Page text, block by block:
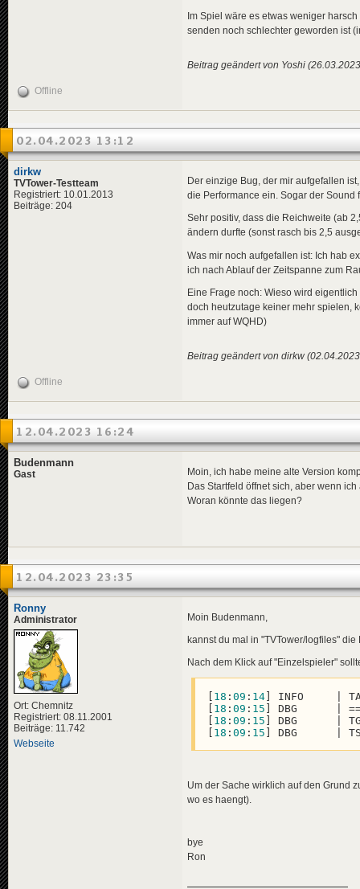
Im Spiel wäre es etwas weniger
senden noch schlechter geworden ist
Beitrag geändert von Yoshi
Offline
02.04.2023 13:12
dirkw
TVTower-Testteam
Registriert: 10.01.2013
Beiträge: 204
Der einzige Bug, der mir aufgefallen
die Performance ein. Sogar der Sound
Sehr positiv, dass die Reichweite (ab
ändern durfte (sonst rasch bis 2,5
Was mir noch aufgefallen ist: Ich hab
ich nach Ablauf der Zeitspanne zum
Eine Frage noch: Wieso wird
doch heutzutage keiner mehr spielen,
immer auf WQHD)
Beitrag geändert von dirkw
Offline
12.04.2023 16:24
Budenmann
Gast
Moin, ich habe meine alte Version
Das Startfeld öffnet sich, aber wenn
Woran könnte das liegen?
12.04.2023 23:35
Ronny
Administrator
Ort: Chemnitz
Registriert: 08.11.2001
Beiträge: 11.742
Webseite
Moin Budenmann,
kannst du mal in "TVTower/logfiles"
Nach dem Klick auf "Einzelspieler"
18 : 09 : 14] INFO     |
18 : 09 : 15 ] DBG      |
18 : 09 : 15 ] DBG      |
18 : 09 : 15 ] DBG      |
Um der Sache wirklich auf den Grund
wo es haengt).
bye
Ron